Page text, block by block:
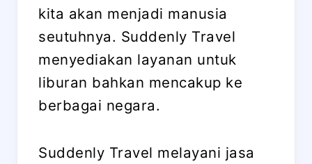
kita akan menjadi manusia
seutuhnya. Suddenly Travel
menyediakan layanan untuk
liburan bahkan mencakup ke
berbagai negara.
Suddenly Travel melayani jasa